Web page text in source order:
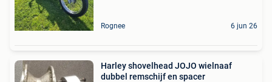
Rognee 6 jun 26
Harley shovelhead JOJO wielnaaf
dubbel remschijf en spacer